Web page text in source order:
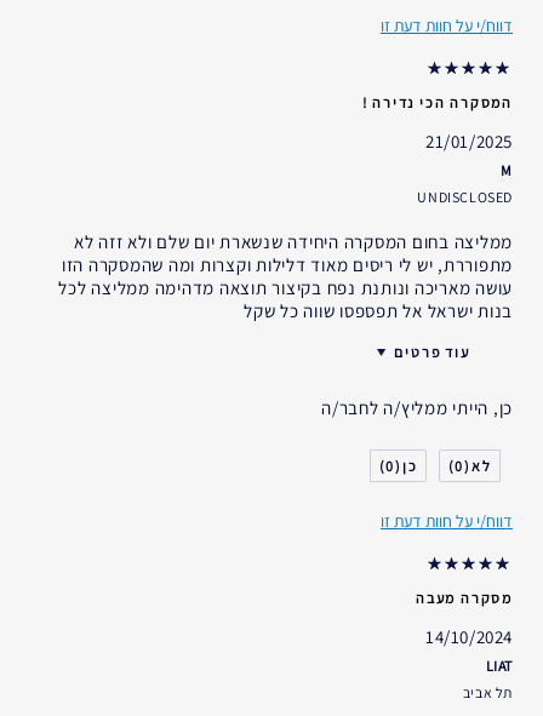
דווח/י על חוות דעת זו
המסקרה הכי נדירה !
21/01/2025
M
UNDISCLOSED
ממליצה בחום המסקרה היחידה שנשארת יום שלם ולא זזה לא
מתפוררת, יש לי ריסים מאוד דלילות וקצרות ומה שהמסקרה הזו
עושה מאריכה ונותנת נפח בקיצור תוצאה מדהימה ממליצה לכל
בנות ישראל אל תפספסו שווה כל שקל
עוד פרטים
סוג העור
דאגות העור
אני משתמש/ת באסתי לאודר
כן, הייתי ממליץ/ה לחבר/ה
0
0
דווח/י על חוות דעת זו
מסקרה מעבה
14/10/2024
LIAT
תל אביב